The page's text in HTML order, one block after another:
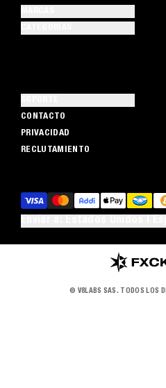
CONTACTO
PRIVACIDAD
RECLUTAMIENTO
© V8LABS SAS. TODOS LOS